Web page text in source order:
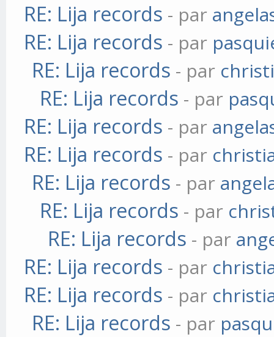
RE: Lija records - par
RE: Lija records - par
RE: Lija records - par
RE: Lija records - par
RE: Lija records - par
RE: Lija records - par
RE: Lija records - par
RE: Lija records - par
RE: Lija records - par
RE: Lija records - par
RE: Lija records - par
RE: Lija records - par